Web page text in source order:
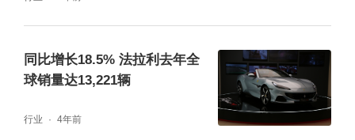
同比增长18.5% 法拉利去年全
球销量达13,221辆
行业 4年前